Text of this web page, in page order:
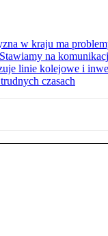
w kraju ma
na
linie kolejowe i
czasach